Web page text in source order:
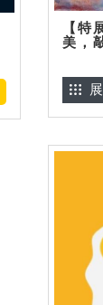
【特
美，